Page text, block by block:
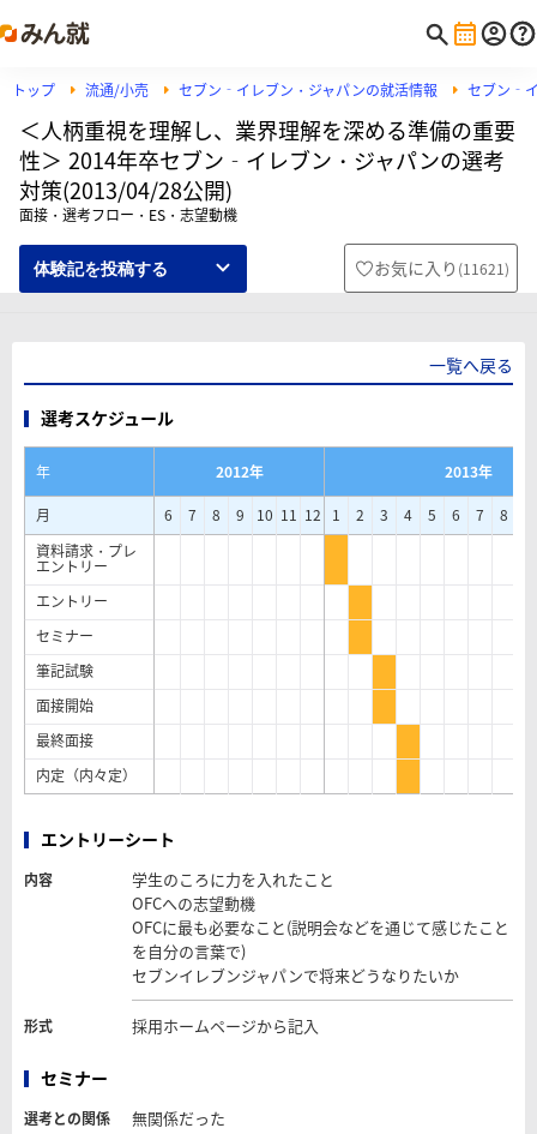
トップ 流通/小売 セブン‐イレブン・ジャパンの就活情報 セブン‐
＜人柄重視を理解し、業界理解を深める準備の重要
性＞ 2014年卒セブン‐イレブン・ジャパンの選考
対策(2013/04/28公開)
面接・選考フロー・ES・志望動機
体験記を投稿する お気に入り (11621)
一覧へ戻る
選考スケジュール
年 2012年
2013年
月
6 7 8 9 10 11 12 1 2 3 4 5 6 7 8
資料請求・プレ
エントリー
エントリー
セミナー
筆記試験
面接開始
最終面接
内定（内々定）
エントリーシート
内容
学生のころに力を入れたこと
OFCへの志望動機
OFCに最も必要なこと(説明会などを通じて感じたこと
を自分の言葉で)
セブンイレブンジャパンで将来どうなりたいか
形式 採用ホームページから記入
セミナー
選考との関係 無関係だった